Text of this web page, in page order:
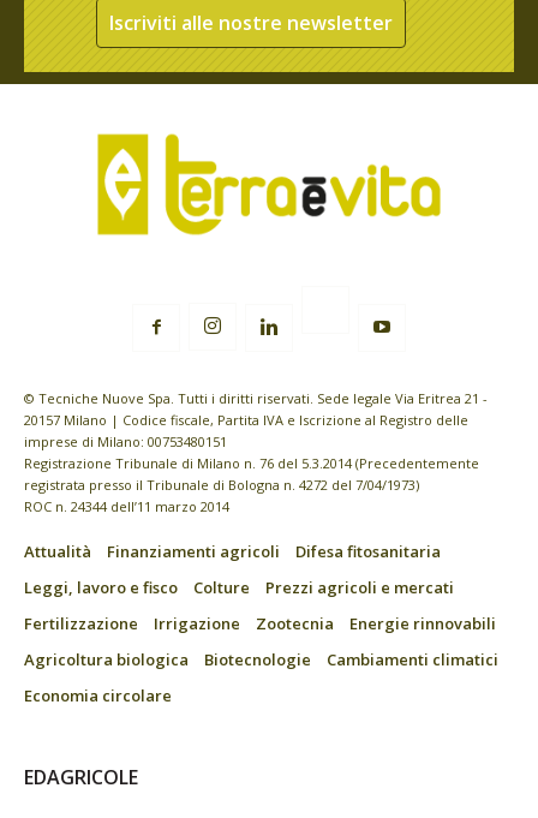
Iscriviti alle nostre newsletter
© Tecniche Nuove Spa. Tutti i diritti riservati. Sede legale Via Eritrea 21 -
20157 Milano | Codice fiscale, Partita IVA e Iscrizione al Registro delle
imprese di Milano: 00753480151
Registrazione Tribunale di Milano n. 76 del 5.3.2014 (Precedentemente
registrata presso il Tribunale di Bologna n. 4272 del 7/04/1973)
ROC n. 24344 dell’11 marzo 2014
Attualità Finanziamenti agricoli
Difesa fitosanitaria
Leggi, lavoro e fisco
Colture
Prezzi agricoli e mercati
Fertilizzazione
Irrigazione Zootecnia
Energie rinnovabili
Agricoltura biologica
Biotecnologie
Cambiamenti climatici
Economia circolare
EDAGRICOLE